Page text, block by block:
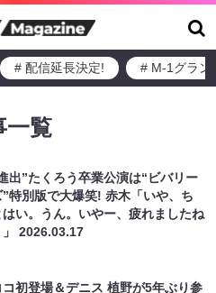
# 配信延長決定! # M-1グラン
一覧
出”たくろう卒業公演は“ビバリー
”特別版で大爆笑! 赤木「いや、ち
はい。うん。いやー、疲れましたね
」2026.03.17
コ初登場＆デニス 植野が5年ぶり参